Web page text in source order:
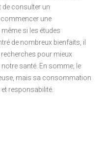
consulter un
une
si les études
de nombreux bienfaits, il
pour mieux
santé. En somme, le
mais sa consommation
responsabilité.